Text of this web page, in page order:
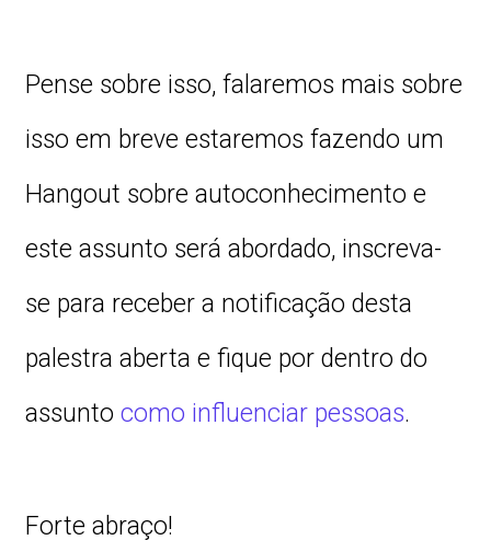
Pense sobre isso, falaremos mais sobre
isso em breve estaremos fazendo um
Hangout sobre autoconhecimento e
este assunto será abordado, inscreva-
se para receber a notificação desta
palestra aberta e fique por dentro do
assunto como influenciar pessoas.
Forte abraço!